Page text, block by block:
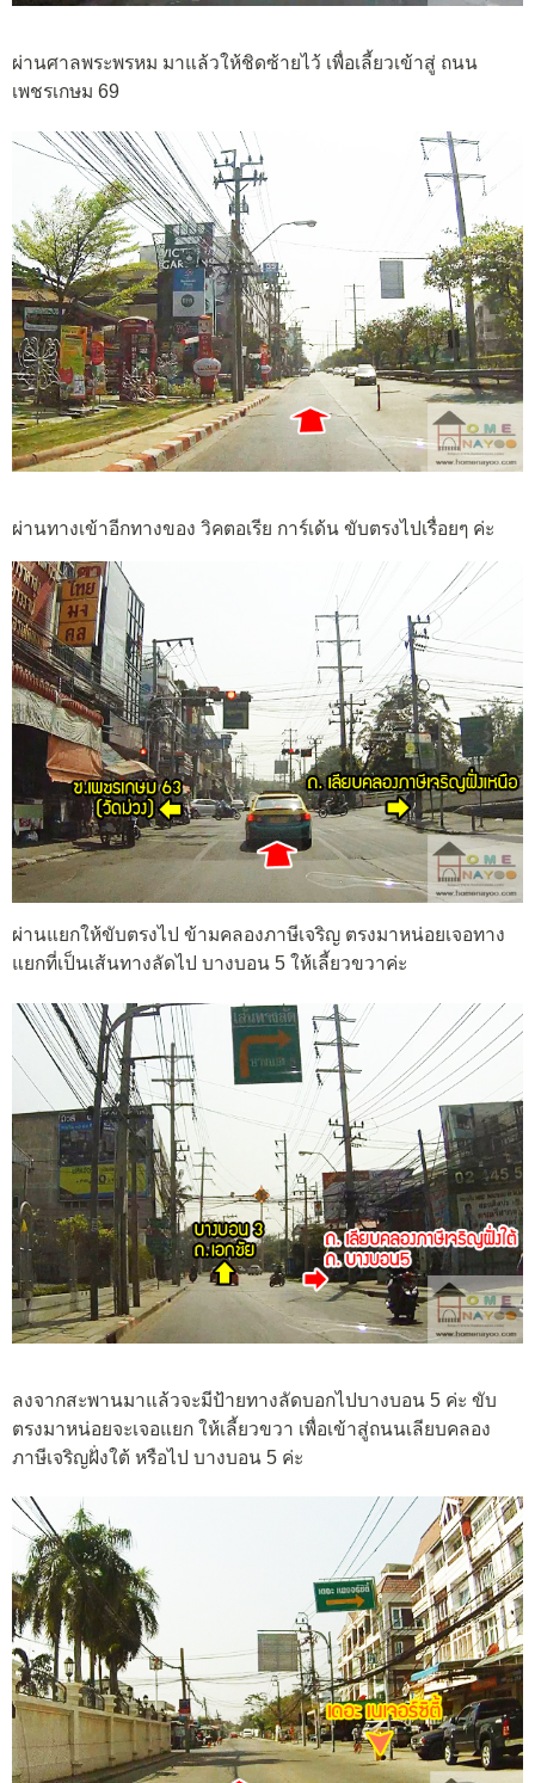
ผ่านศาลพระพรหม มาแล้วให้ชิดซ้ายไว้ เพื่อเลี้ยวเข้าสู่ ถนน
เพชรเกษม 69
ผ่านทางเข้าอีกทางของ วิคตอเรีย การ์เด้น ขับตรงไปเรื่อยๆ ค่ะ
ผ่านแยกให้ขับตรงไป ข้ามคลองภาษีเจริญ ตรงมาหน่อยเจอทาง
แยกที่เป็นเส้นทางลัดไป บางบอน 5 ให้เลี้ยวขวาค่ะ
ลงจากสะพานมาแล้วจะมีป้ายทางลัดบอกไปบางบอน 5 ค่ะ ขับ
ตรงมาหน่อยจะเจอแยก ให้เลี้ยวขวา เพื่อเข้าสู่ถนนเลียบคลอง
ภาษีเจริญฝั่งใต้ หรือไป บางบอน 5 ค่ะ